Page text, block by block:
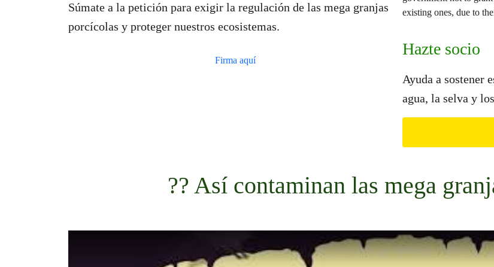
Súmate a la petición para exigir la regulación de las mega granjas
porcícolas y proteger nuestros ecosistemas.
Firma aquí
Hazte socio
Ayuda a sostener
agua, la selva y
?? Así contaminan las mega